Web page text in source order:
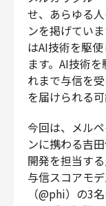
営業
マーケティング
プロダクトマネ
データアナリテ
プロダクトデザ
コーポレート
財務・経理
内部監査・リス
法務
せ、あらゆる
ンを掲げてい
はAI技術を駆
ます。AI技術
れまで与信を
を届けられる
今回は、メル
ンに携わる吉
開発を担当す
与信スコアモ
（@phi）の3